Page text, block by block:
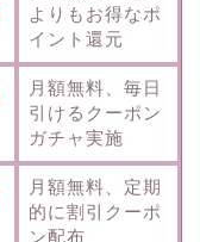
よりもお得なポ
イント還元
月額無料、毎日
引けるクーポン
ガチャ実施
月額無料、定期
的に割引クーポ
ン配布